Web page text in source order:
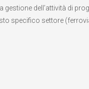
dell’attività di
specifico settore